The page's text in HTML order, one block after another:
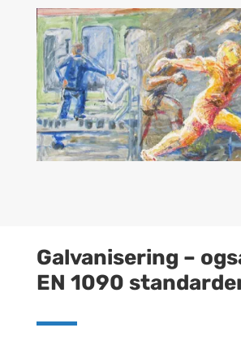
Galvanisering –
EN 1090